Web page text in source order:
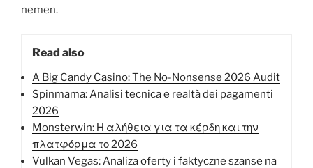
nemen.
Read also
A Big Candy Casino: The No-Nonsense 2026 Audit
Spinmama: Analisi tecnica e realtà dei pagamenti
2026
Monsterwin: Η αλήθεια για τα κέρδη και την
πλατφόρμα το 2026
Vulkan Vegas: Analiza oferty i faktyczne szanse na